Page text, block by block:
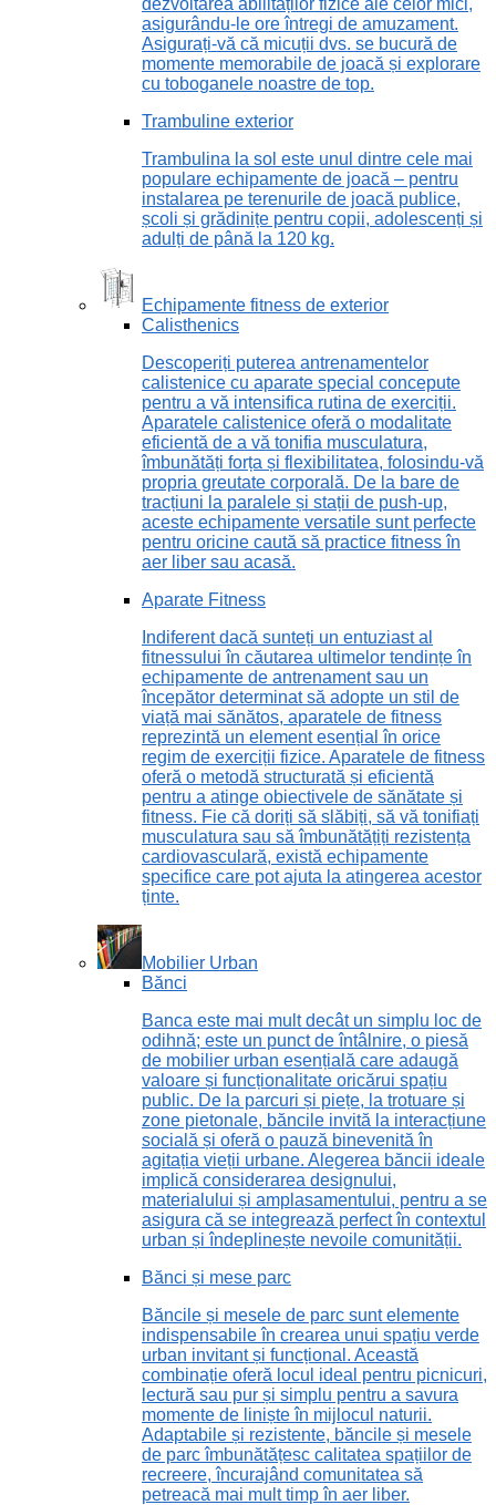
dezvoltarea abilităților fizice ale celor mici,
asigurându-le ore întregi de amuzament.
Asigurați-vă că micuții dvs. se bucură de
momente memorabile de joacă și explorare
cu toboganele noastre de top.
Trambuline exterior
Trambulina la sol este unul dintre cele mai
populare echipamente de joacă – pentru
instalarea pe terenurile de joacă publice,
școli și grădinițe pentru copii, adolescenți și
adulți de până la 120 kg.
Echipamente fitness de exterior
Calisthenics
Descoperiți puterea antrenamentelor
calistenice cu aparate special concepute
pentru a vă intensifica rutina de exerciții.
Aparatele calistenice oferă o modalitate
eficientă de a vă tonifia musculatura,
îmbunătăți forța și flexibilitatea, folosindu-vă
propria greutate corporală. De la bare de
tracțiuni la paralele și stații de push-up,
aceste echipamente versatile sunt perfecte
pentru oricine caută să practice fitness în
aer liber sau acasă.
Aparate Fitness
Indiferent dacă sunteți un entuziast al
fitnessului în căutarea ultimelor tendințe în
echipamente de antrenament sau un
începător determinat să adopte un stil de
viață mai sănătos, aparatele de fitness
reprezintă un element esențial în orice
regim de exerciții fizice. Aparatele de fitness
oferă o metodă structurată și eficientă
pentru a atinge obiectivele de sănătate și
fitness. Fie că doriți să slăbiți, să vă tonifiați
musculatura sau să îmbunătățiți rezistența
cardiovasculară, există echipamente
specifice care pot ajuta la atingerea acestor
ținte.
Mobilier Urban
Bănci
Banca este mai mult decât un simplu loc de
odihnă; este un punct de întâlnire, o piesă
de mobilier urban esențială care adaugă
valoare și funcționalitate oricărui spațiu
public. De la parcuri și piețe, la trotuare și
zone pietonale, băncile invită la interacțiune
socială și oferă o pauză binevenită în
agitația vieții urbane. Alegerea băncii ideale
implică considerarea designului,
materialului și amplasamentului, pentru a se
asigura că se integrează perfect în contextul
urban și îndeplinește nevoile comunității.
Bănci și mese parc
Băncile și mesele de parc sunt elemente
indispensabile în crearea unui spațiu verde
urban invitant și funcțional. Această
combinație oferă locul ideal pentru picnicuri,
lectură sau pur și simplu pentru a savura
momente de liniște în mijlocul naturii.
Adaptabile și rezistente, băncile și mesele
de parc îmbunătățesc calitatea spațiilor de
recreere, încurajând comunitatea să
petreacă mai mult timp în aer liber.